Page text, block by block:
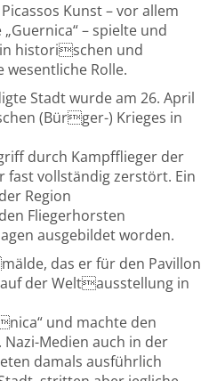
Kunst – vor allem
– spielte und
historischen und
Rolle.
Stadt wurde am 26. April
(Bürger-) Krieges in
durch Kampfflieger der
fast vollständig zerstört. Ein
Region
Fliegerhorsten
ausgebildet worden.
das er für den Pavillon
der Weltausstellung in
und machte den
Medien auch in der
damals ausführlich